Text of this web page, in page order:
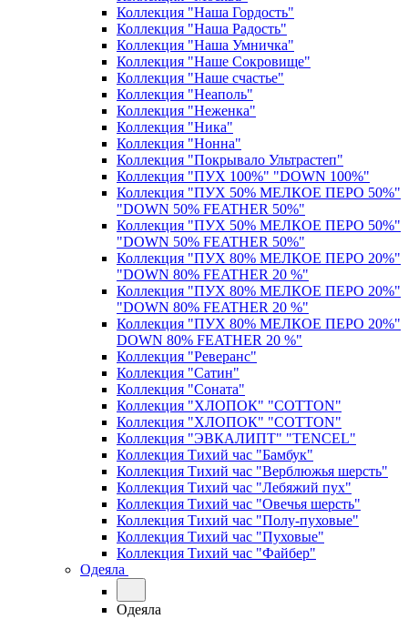
Коллекция "Наша Гордость"
Коллекция "Наша Радость"
Коллекция "Наша Умничка"
Коллекция "Наше Сокровище"
Коллекция "Наше счастье"
Коллекция "Неаполь"
Коллекция "Неженка"
Коллекция "Ника"
Коллекция "Нонна"
Коллекция "Покрывало Ультрастеп"
Коллекция "ПУХ 100%" "DOWN 100%"
Коллекция "ПУХ 50% МЕЛКОЕ ПЕРО 50%"
"DOWN 50% FEATHER 50%"
Коллекция "ПУХ 50% МЕЛКОЕ ПЕРО 50%"
"DOWN 50% FEATHER 50%"
Коллекция "ПУХ 80% МЕЛКОЕ ПЕРО 20%"
"DOWN 80% FEATHER 20 %"
Коллекция "ПУХ 80% МЕЛКОЕ ПЕРО 20%"
"DOWN 80% FEATHER 20 %"
Коллекция "ПУХ 80% МЕЛКОЕ ПЕРО 20%"
DOWN 80% FEATHER 20 %"
Коллекция "Реверанс"
Коллекция "Сатин"
Коллекция "Соната"
Коллекция "ХЛОПОК" "COTTON"
Коллекция "ХЛОПОК" "COTTON"
Коллекция "ЭВКАЛИПТ" "TENCEL"
Коллекция Тихий час "Бамбук"
Коллекция Тихий час "Верблюжья шерсть"
Коллекция Тихий час "Лебяжий пух"
Коллекция Тихий час "Овечья шерсть"
Коллекция Тихий час "Полу-пуховые"
Коллекция Тихий час "Пуховые"
Коллекция Тихий час "Файбер"
Одеяла
Одеяла